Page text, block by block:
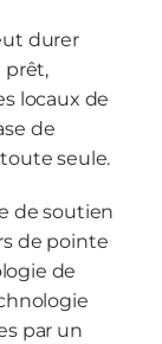
durer
prêt,
locaux de
de
seule.
de soutien
de pointe
de
par un